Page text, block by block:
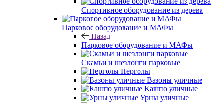
Спортивное оборудование из дерева
Парковое оборудование и МАФы
Назад
Парковое оборудование и МАФы
Скамьи и шезлонги парковые
Перголы
Вазоны уличные
Кашпо уличные
Урны уличные